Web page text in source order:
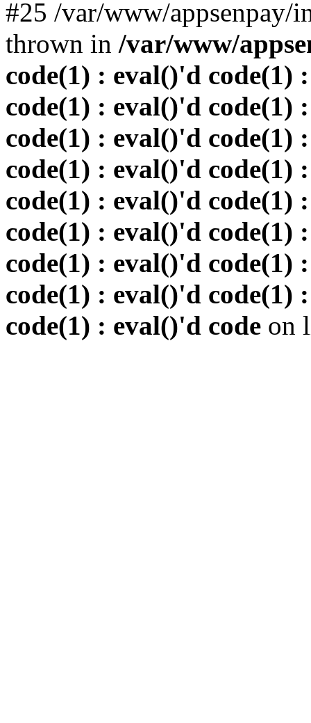
#25 /var/www/
thrown in /var/www/
code(1) : eval()'d code(1)
code(1) : eval()'d code(1)
code(1) : eval()'d code(1)
code(1) : eval()'d code(1)
code(1) : eval()'d code(1)
code(1) : eval()'d code(1)
code(1) : eval()'d code(1)
code(1) : eval()'d code(1)
code(1) : eval()'d code on